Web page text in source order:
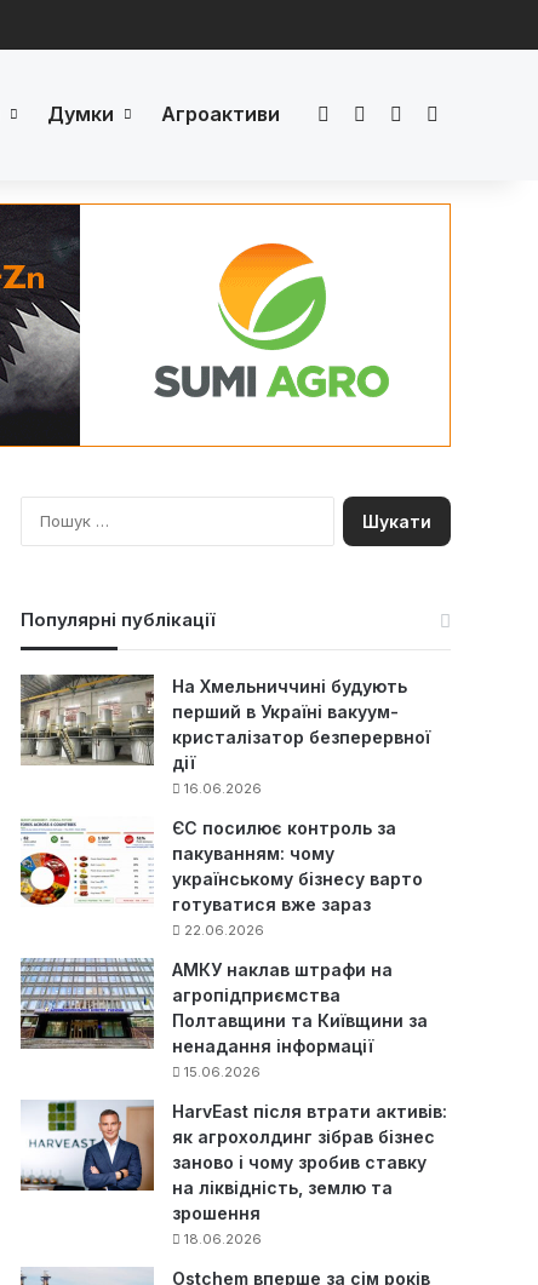
Думки Агроактиви FacebookLinkedInYouTube
П
о
Популярні публікації
На Хмельниччині будують
перший в Україні вакуум-
кристалізатор безперервної
дії
16.06.2026
ЄС посилює контроль за
пакуванням: чому
українському бізнесу варто
готуватися вже зараз
22.06.2026
АМКУ наклав штрафи на
агропідприємства
Полтавщини та Київщини за
ненадання інформації
15.06.2026
HarvEast після втрати активів:
як агрохолдинг зібрав бізнес
заново і чому зробив ставку
на ліквідність, землю та
зрошення
18.06.2026
Ostchem вперше за сім років